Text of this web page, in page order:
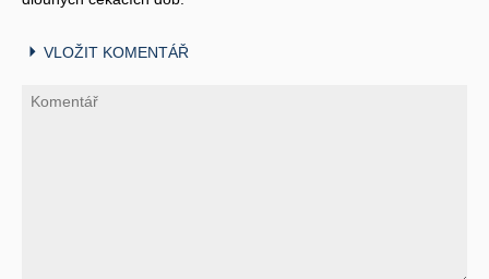
VLOŽIT KOMENTÁŘ